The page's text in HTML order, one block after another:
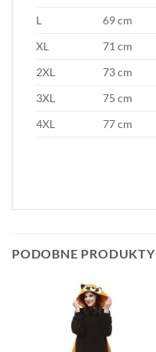
L
69 cm
XL
71 cm
2XL
73 cm
3XL
75 cm
4XL
77 cm
PODOBNE PRODUKTY